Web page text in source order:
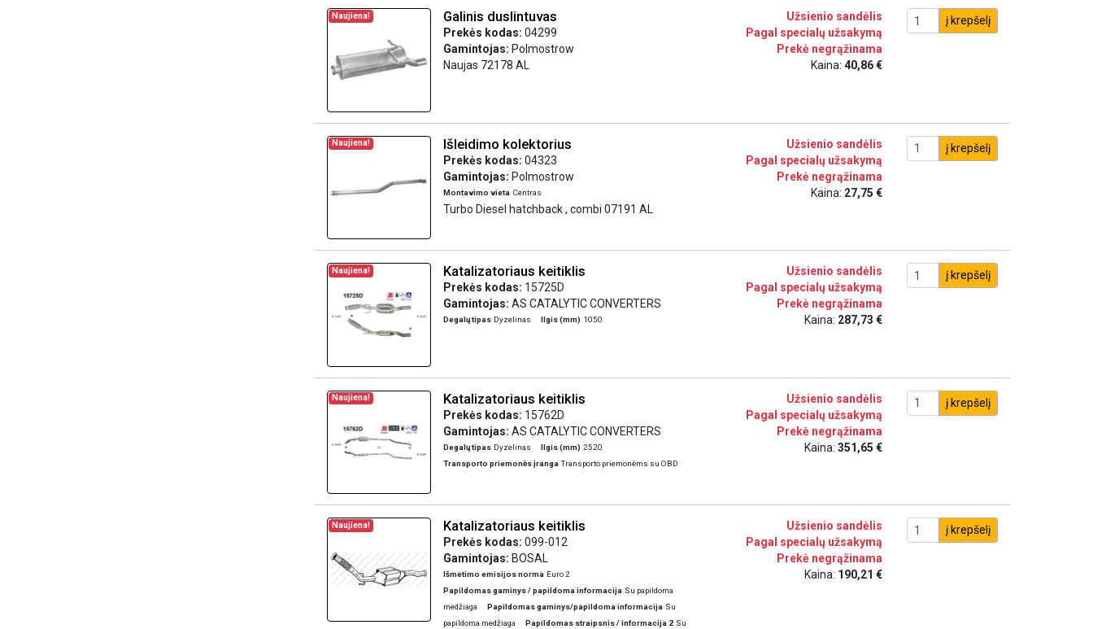
Naujiena! Galinis duslintuvas
Prekės kodas: 04299
Gamintojas: Polmostrow
Naujas 72178 AL
Užsienio sandėlis
Pagal specialų užsakymą
Prekė negrąžinama
Kaina: 40,86 €
į krepšelį
Naujiena! Išleidimo kolektorius
Prekės kodas: 04323
Gamintojas: Polmostrow
Montavimo vieta Centras
Turbo Diesel hatchback , combi 07191 AL
Užsienio sandėlis
Pagal specialų užsakymą
Prekė negrąžinama
Kaina: 27,75 €
į krepšelį
Naujiena! Katalizatoriaus keitiklis
Prekės kodas: 15725D
Gamintojas: AS CATALYTIC CONVERTERS
Degalų tipas Dyzelinas Ilgis (mm) 1050
Užsienio sandėlis
Pagal specialų užsakymą
Prekė negrąžinama
Kaina: 287,73 €
į krepšelį
Naujiena! Katalizatoriaus keitiklis
Prekės kodas: 15762D
Gamintojas: AS CATALYTIC CONVERTERS
Degalų tipas Dyzelinas Ilgis (mm) 2520
Transporto priemonės įranga Transporto priemonėms su OBD
Užsienio sandėlis
Pagal specialų užsakymą
Prekė negrąžinama
Kaina: 351,65 €
į krepšelį
Naujiena! Katalizatoriaus keitiklis
Prekės kodas: 099-012
Gamintojas: BOSAL
Išmetimo emisijos norma Euro 2
Papildomas gaminys / papildoma informacija Su papildoma
medžiaga
Papildomas gaminys/papildoma informacija Su
papildoma medžiaga
Papildomas straipsnis / informacija 2 Su
Užsienio sandėlis
Pagal specialų užsakymą
Prekė negrąžinama
Kaina: 190,21 €
į krepšelį